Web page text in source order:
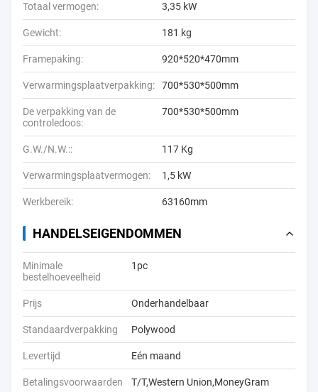
Totaal vermogen: 3,35 kW
Gewicht: 181 kg
Framepaking: 920*520*470mm
Verwarmingsplaatverpakking: 700*530*500mm
De verpakking van de
controledoos:
700*530*500mm
G.W./N.W.:: 117 Kg
Verwarmingsplaatvermogen: 1,5 kW
Werkbereik: 63160mm
HANDELSEIGENDOMMEN
Minimale
bestelhoeveelheid
1pc
Prijs Onderhandelbaar
Standaardverpakking Polywood
Levertijd Eén maand
Betalingsvoorwaarden T/T,Western Union,MoneyGram